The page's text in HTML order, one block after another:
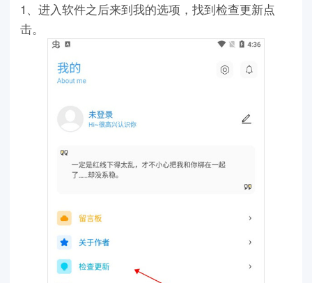
1、进入软件之后来到我的选项，找到检查更新点
击。